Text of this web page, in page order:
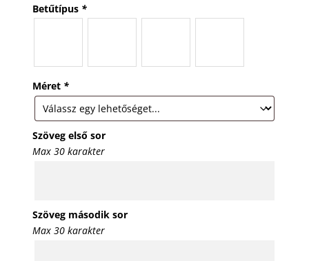
Betűtípus *
Méret *
Szöveg első sor
Max 30 karakter
Szöveg második sor
Max 30 karakter